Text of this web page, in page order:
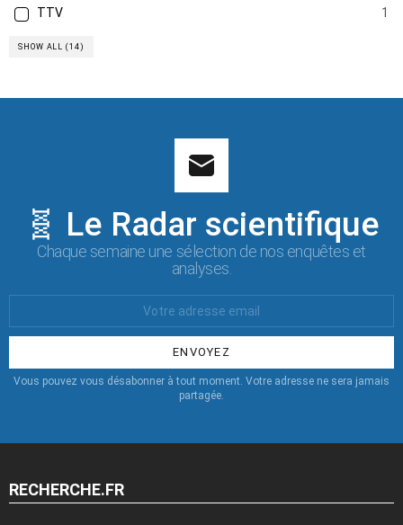
TTV
1
SHOW ALL (14)
🧬 Le Radar scientifique
Chaque semaine une sélection de nos enquêtes et
analyses.
:
Vous pouvez vous désabonner à tout moment. Votre adresse ne sera jamais
partagée.
RECHERCHE.FR